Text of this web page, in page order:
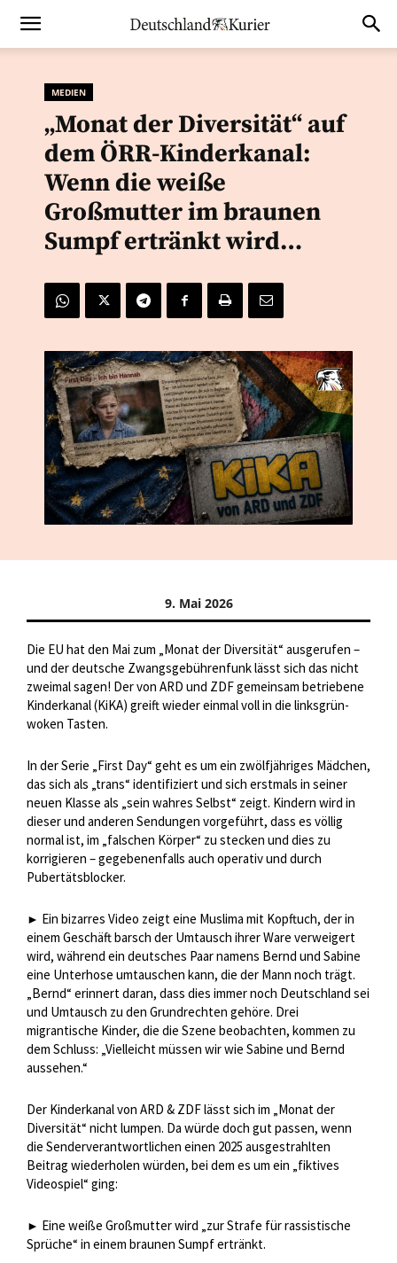
MEDIEN
„Monat der Diversität“ auf
dem ÖRR-Kinderkanal:
Wenn die weiße
Großmutter im braunen
Sumpf ertränkt wird…
9. Mai 2026
Die EU hat den Mai zum „Monat der Diversität“ ausgerufen –
und der deutsche Zwangsgebührenfunk lässt sich das nicht
zweimal sagen! Der von ARD und ZDF gemeinsam betriebene
Kinderkanal (KiKA) greift wieder einmal voll in die linksgrün-
woken Tasten.
In der Serie „First Day“ geht es um ein zwölfjähriges Mädchen,
das sich als „trans“ identifiziert und sich erstmals in seiner
neuen Klasse als „sein wahres Selbst“ zeigt. Kindern wird in
dieser und anderen Sendungen vorgeführt, dass es völlig
normal ist, im „falschen Körper“ zu stecken und dies zu
korrigieren – gegebenenfalls auch operativ und durch
Pubertätsblocker.
► Ein bizarres Video zeigt eine Muslima mit Kopftuch, der in
einem Geschäft barsch der Umtausch ihrer Ware verweigert
wird, während ein deutsches Paar namens Bernd und Sabine
eine Unterhose umtauschen kann, die der Mann noch trägt.
„Bernd“ erinnert daran, dass dies immer noch Deutschland sei
und Umtausch zu den Grundrechten gehöre. Drei
migrantische Kinder, die die Szene beobachten, kommen zu
dem Schluss: „Vielleicht müssen wir wie Sabine und Bernd
aussehen.“
Der Kinderkanal von ARD & ZDF lässt sich im „Monat der
Diversität“ nicht lumpen. Da würde doch gut passen, wenn
die Senderverantwortlichen einen 2025 ausgestrahlten
Beitrag wiederholen würden, bei dem es um ein „fiktives
Videospiel“ ging:
► Eine weiße Großmutter wird „zur Strafe für rassistische
Sprüche“ in einem braunen Sumpf ertränkt.